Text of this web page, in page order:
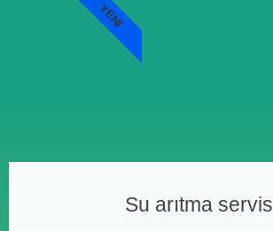
Su arıtma servis
YENI